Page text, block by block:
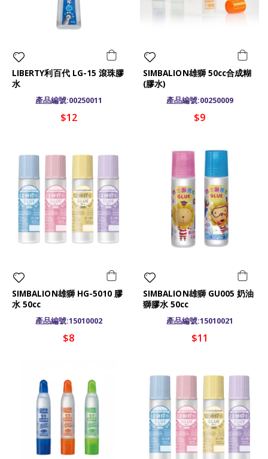
LIBERTY利百代 LG-15 滾珠膠
水
產品編號:00250011
$12
SIMBALION雄獅 50cc合成糊
(膠水)
產品編號:00250009
$9
SIMBALION雄獅 HG-5010 膠
水 50cc
產品編號:15010002
$8
SIMBALION雄獅 GU005 奶油
獅膠水 50cc
產品編號:15010021
$11